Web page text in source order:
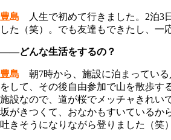
豊島 人生で初めて行きました。2泊3
した（笑）。でも友達もできたし、一
――どんな生活をするの？
豊島 朝7時から、施設に泊まってい
をして、その後自由参加で山を散歩す
施設なので、道が桜でメッチャきれい
坂がきつくて、おなかもすいているか
吐きそうになりながら登りました（笑）